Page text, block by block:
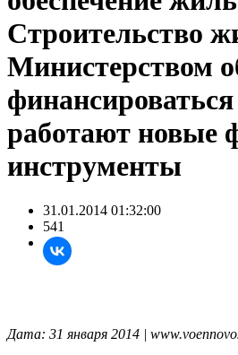
Строительство
Министерством
финансироваться
работают новые
инструменты
31.01.2014 01:32:00
541
Дата: 31 января 2014 |